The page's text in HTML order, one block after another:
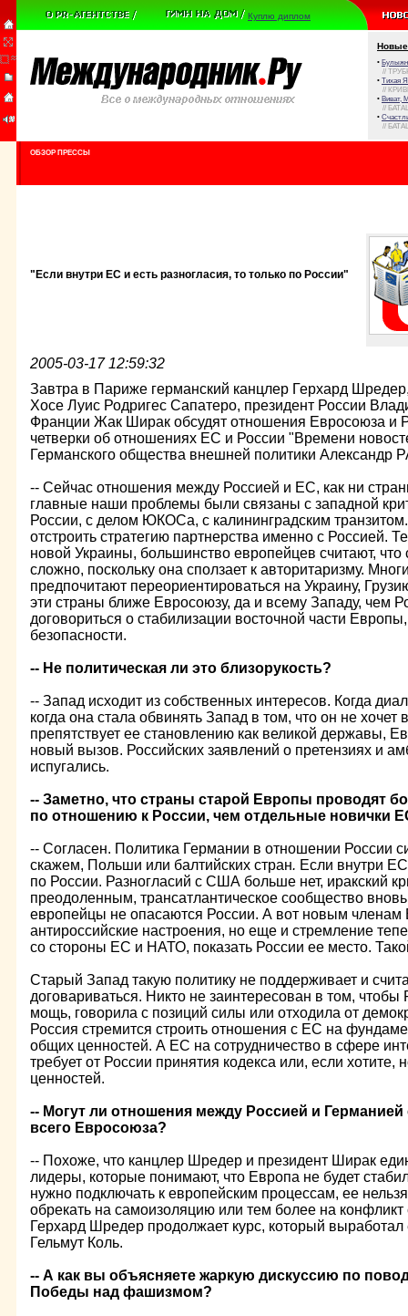
Куплю диплом
Новые
•
//
• Тихая
//
• Виват,
//
•
//
ОБЗОР ПРЕССЫ
"Если внутри ЕС и есть разногласия, то только по России"
2005-03-17 12:59:32
Завтра в Париже германский канцлер Герхард
Хосе Луис Родригес Сапатеро, президент России
Франции Жак Ширак обсудят отношения Евросоюза и
четверки об отношениях ЕС и России "Времени
Германского общества внешней политики Александр
-- Сейчас отношения между Россией и ЕС, как ни
главные наши проблемы были связаны с западной
России, с делом ЮКОСа, с калининградским
отстроить стратегию партнерства именно с Россией.
новой Украины, большинство европейцев считают, что
сложно, поскольку она сползает к авторитаризму.
предпочитают переориентироваться на Украину,
эти страны ближе Евросоюзу, да и всему Западу, чем
договориться о стабилизации восточной части
безопасности.
-- Не политическая ли это близорукость?
-- Запад исходит из собственных интересов. Когда
когда она стала обвинять Запад в том, что он не
препятствует ее становлению как великой державы,
новый вызов. Российских заявлений о претензиях и
испугались.
-- Заметно, что страны старой Европы проводят
по отношению к России, чем отдельные новички
-- Согласен. Политика Германии в отношении России
скажем, Польши или балтийских стран. Если внутри ЕС
по России. Разногласий с США больше нет, иракский
преодоленным, трансатлантическое сообщество
европейцы не опасаются России. А вот новым членам
антироссийские настроения, но еще и стремление
со стороны ЕС и НАТО, показать России ее место.
Старый Запад такую политику не поддерживает и
договариваться. Никто не заинтересован в том,
мощь, говорила с позиций силы или отходила от
Россия стремится строить отношения с ЕС на
общих ценностей. А ЕС на сотрудничество в сфере
требует от России принятия кодекса или, если хотите,
ценностей.
-- Могут ли отношения между Россией и
всего Евросоюза?
-- Похоже, что канцлер Шредер и президент Ширак
лидеры, которые понимают, что Европа не будет
нужно подключать к европейским процессам, ее
обрекать на самоизоляцию или тем более на
Герхард Шредер продолжает курс, который
Гельмут Коль.
-- А как вы объясняете жаркую дискуссию по
Победы над фашизмом?